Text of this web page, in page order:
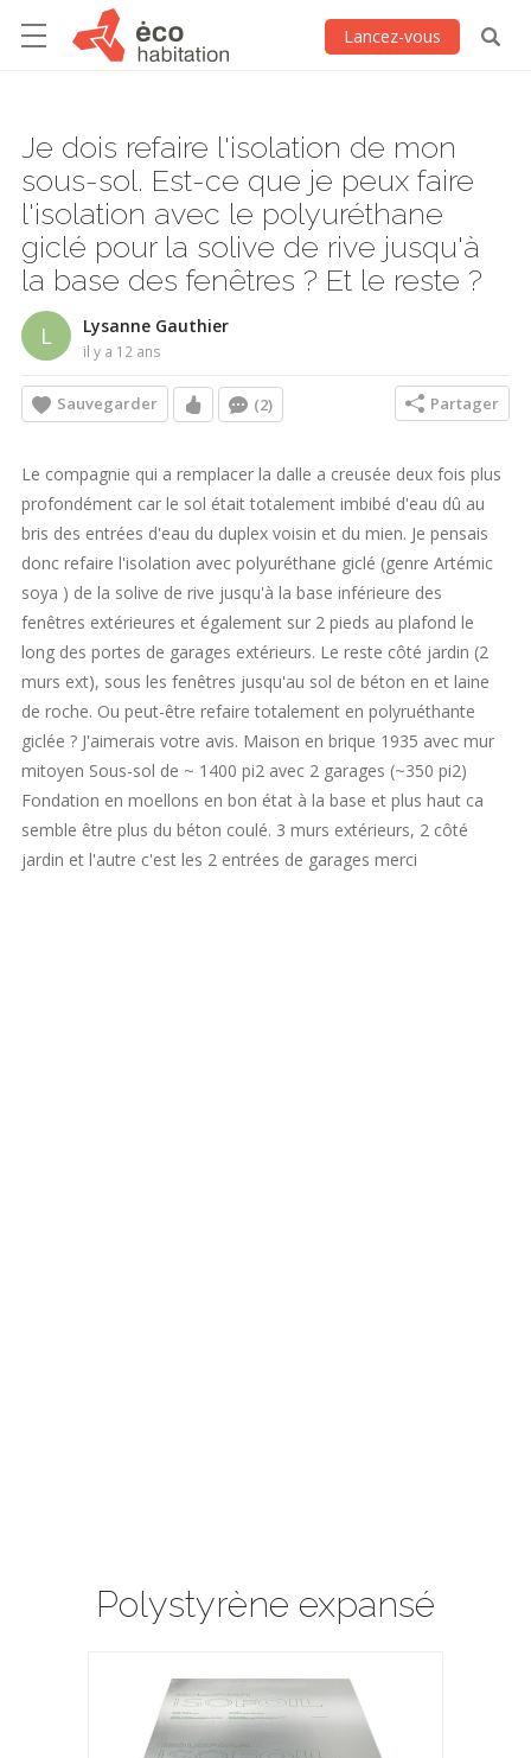
Lancez-vous
Je dois refaire l'isolation de mon
sous-sol. Est-ce que je peux faire
l'isolation avec le polyuréthane
giclé pour la solive de rive jusqu'à
la base des fenêtres ? Et le reste ?
L Lysanne Gauthier
il y a 12 ans
Sauvegarder (2) Partager
Le compagnie qui a remplacer la dalle a creusée deux fois plus
profondément car le sol était totalement imbibé d'eau dû au
bris des entrées d'eau du duplex voisin et du mien. Je pensais
donc refaire l'isolation avec polyuréthane giclé (genre Artémic
soya ) de la solive de rive jusqu'à la base inférieure des
fenêtres extérieures et également sur 2 pieds au plafond le
long des portes de garages extérieurs. Le reste côté jardin (2
murs ext), sous les fenêtres jusqu'au sol de béton en et laine
de roche. Ou peut-être refaire totalement en polyruéthante
giclée ? J'aimerais votre avis. Maison en brique 1935 avec mur
mitoyen Sous-sol de ~ 1400 pi2 avec 2 garages (~350 pi2)
Fondation en moellons en bon état à la base et plus haut ca
semble être plus du béton coulé. 3 murs extérieurs, 2 côté
jardin et l'autre c'est les 2 entrées de garages merci
Polystyrène expansé